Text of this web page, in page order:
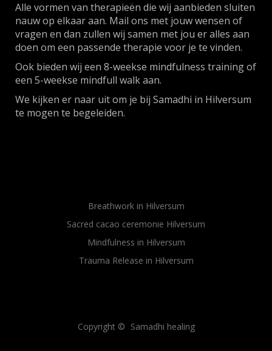
Alle vormen van therapieën die wij aanbieden sluiten
nauw op elkaar aan. Mail ons met jouw wensen of
vragen en dan zullen wij samen met jou er alles aan
doen om een passende therapie voor je te vinden.
Ook bieden wij een 8-weekse mindfulness training of
een 5-weekse mindfull walk aan.
We kijken er naar uit om je bij Samadhi in Hilversum
te mogen te begeleiden.
Breathwork in Hilversum
Sacred cacao ceremonie Hilversum
Mindfulness in Hilversum
Trauma Release in Hilversum
Copyright © Samadhi healing